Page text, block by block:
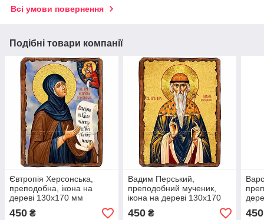
Всі умови повернення
Подібні товари компанії
Євтропія Херсонська,
преподобна, ікона на
дереві 130х170 мм
(Н-3956-1)
450 ₴
Вадим Перський,
преподобний мученик,
ікона на дереві 130х170
мм (П-1023-1)
450₴
(П-
450